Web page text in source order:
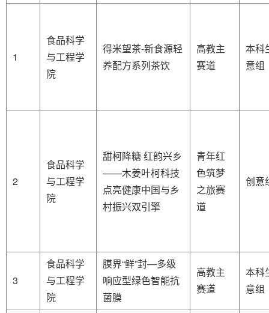
1
食品科学
与工程学
院
得米望茶-新食源轻
养配方系列茶饮
高教主
赛道
本科
意组
2
食品科学
与工程学
院
甜柯降糖 红韵兴乡
——木姜叶柯科技
点亮健康中国与乡
村振兴双引擎
青年红
色筑梦
之旅赛
道
创意
3
食品科学
与工程学
院
膜界“鲜”封—多级
响应型绿色智能抗
菌膜
高教主
赛道
本科
意组